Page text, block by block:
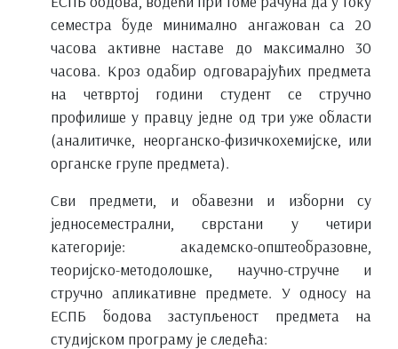
семестра буде минимално ангажован са 20
часова активне наставе до максимално 30
часова. Кроз одабир одговарајућих предмета
на четвртој години студент се стручно
профилише у правцу једне од три уже области
(аналитичке, неорганско-физичкохемијске, или
органске групе предмета).
Сви предмети, и обавезни и изборни су
једносеместрални, сврстани у четири
категорије: академско-општеобразовне,
теоријско-методолошке, научно-стручне и
стручно апликативне предмете. У односу на
ЕСПБ бодова заступљеност предмета на
студијском програму је следећа: